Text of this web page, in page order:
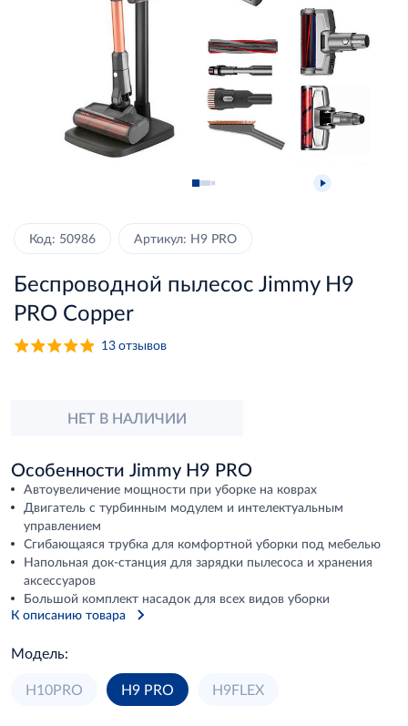
Код: 50986 Артикул: H9 PRO
Беспроводной пылесос Jimmy H9
PRO Copper
13отзывов
НЕТ В НАЛИЧИИ
Особенности Jimmy H9 PRO
Автоувеличение мощности при уборке на коврах
Двигатель с турбинным модулем и интелектуальным
управлением
Сгибающаяся трубка для комфортной уборки под мебелью
Напольная док-станция для зарядки пылесоса и хранения
аксессуаров
Большой комплект насадок для всех видов уборки
К описанию товара
Модель:
H10PRO H9 PRO H9FLEX